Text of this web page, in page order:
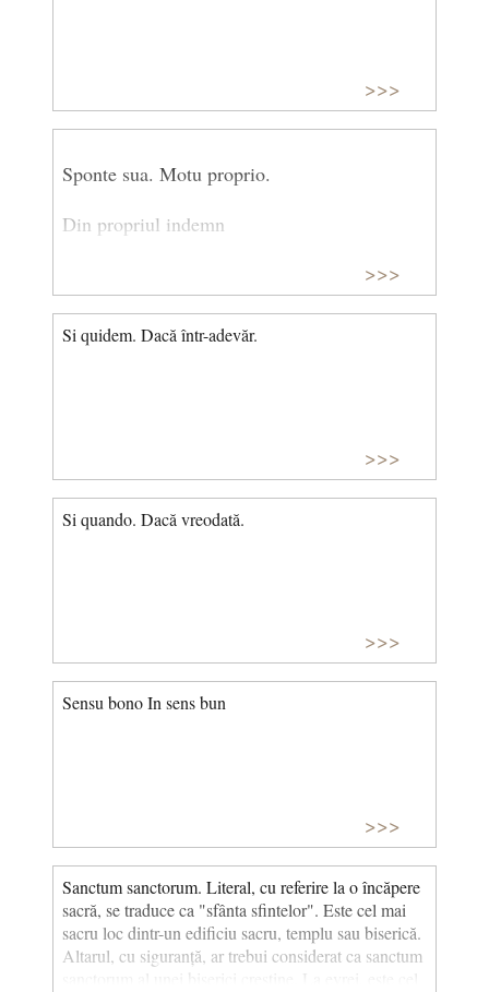
>>>
Sponte sua. Motu proprio.
Din propriul indemn
>>>
Si quidem. Dacă într-adevăr.
>>>
Si quando. Dacă vreodată.
>>>
Sensu bono In sens bun
>>>
Sanctum sanctorum. Literal, cu referire la o încăpere
sacră, se traduce ca "sfânta sfintelor". Este cel mai
sacru loc dintr-un edificiu sacru, templu sau biserică.
Altarul, cu siguranță, ar trebui considerat ca sanctum
sanctorum al unei biserici creștine. La evrei, este cel